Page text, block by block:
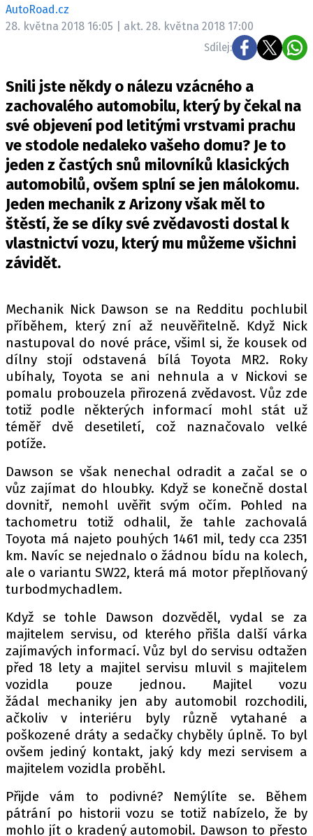
ROZHOVORY
DAKAR
Z DOMOVA
ZE SVĚTA
MOTORSPORT
PIT LANE
ČEŠI V AKCI
FIA CEZ & POHÁRY
SLEDUJTE NÁS NA|
Máte příběh, fotku nebo video?
Pošlete e-mail na autoroad.cz
ETICKÝ KODEX
VYDAVATEL
INZERCE
OSOBNÍ ÚDAJE / COOKIES
Provozovatelem serveru autoroad.cz je
INCORP MEDIA GROUP s.r.o., IČ: 118 23 054
AutoRoad.cz
28. května 2018 16:05 | akt. 28. května 2018 17:00
Sdílej:
Snili jste někdy o nálezu vzácného a
zachovalého automobilu, který by čekal na
své objevení pod letitými vrstvami prachu
ve stodole nedaleko vašeho domu? Je to
jeden z častých snů milovníků klasických
automobilů, ovšem splní se jen málokomu.
Jeden mechanik z Arizony však měl to
štěstí, že se díky své zvědavosti dostal k
vlastnictví vozu, který mu můžeme všichni
závidět.
Mechanik Nick Dawson se na Redditu pochlubil
příběhem, který zní až neuvěřitelně. Když Nick
nastupoval do nové práce, všiml si, že kousek od
dílny stojí odstavená bílá Toyota MR2. Roky
ubíhaly, Toyota se ani nehnula a v Nickovi se
pomalu probouzela přirozená zvědavost. Vůz zde
totiž podle některých informací mohl stát už
téměř dvě desetiletí, což naznačovalo velké
potíže.
Dawson se však nenechal odradit a začal se o
vůz zajímat do hloubky. Když se konečně dostal
dovnitř, nemohl uvěřit svým očím. Pohled na
tachometru totiž odhalil, že tahle zachovalá
Toyota má najeto pouhých 1461 mil, tedy cca 2351
km. Navíc se nejednalo o žádnou bídu na kolech,
ale o variantu SW22, která má motor přeplňovaný
turbodmychadlem.
Když se tohle Dawson dozvěděl, vydal se za
majitelem servisu, od kterého přišla další várka
zajímavých informací. Vůz byl do servisu odtažen
před 18 lety a majitel servisu mluvil s majitelem
vozidla pouze jednou. Majitel vozu
žádal mechaniky jen aby automobil rozchodili,
ačkoliv v interiéru byly různě vytahané a
poškozené dráty a sedačky chyběly úplně. To byl
ovšem jediný kontakt, jaký kdy mezi servisem a
majitelem vozidla proběhl.
Přijde vám to podivné? Nemýlíte se. Během
pátrání po historii vozu se totiž nabízelo, že by
mohlo jít o kradený automobil. Dawson to přesto